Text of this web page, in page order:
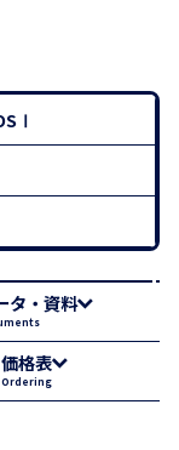
タ・資料
価格表
Ordering